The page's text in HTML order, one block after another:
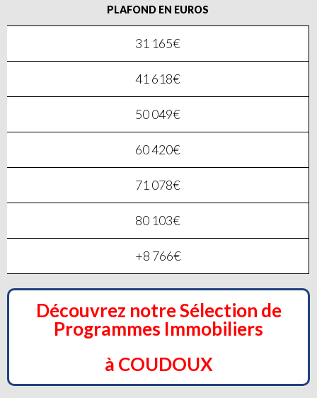
PLAFOND EN EUROS
31 165€
41 618€
50 049€
60 420€
71 078€
80 103€
+8 766€
Découvrez notre Sélection de
Programmes Immobiliers
à COUDOUX